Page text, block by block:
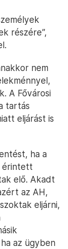
részére”,
nem
A Fővárosi
tartás
eljárást is
ha a
érintett
elő. Akadt
az AH,
eljárni,
az ügyben